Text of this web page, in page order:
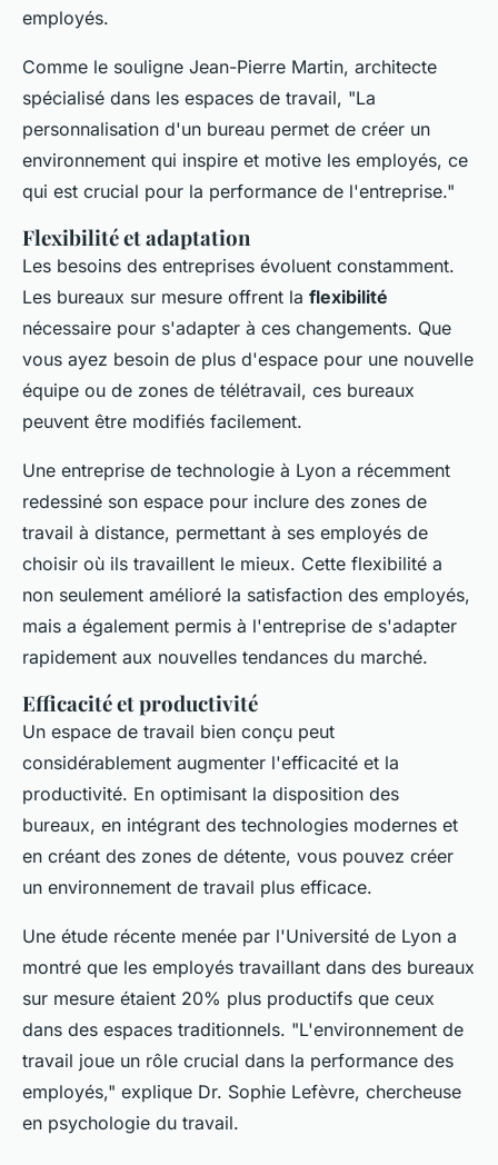
employés.
Comme le souligne Jean-Pierre Martin, architecte
spécialisé dans les espaces de travail, "La
personnalisation d'un bureau permet de créer un
environnement qui inspire et motive les employés, ce
qui est crucial pour la performance de l'entreprise."
Flexibilité et adaptation
Les besoins des entreprises évoluent constamment.
Les bureaux sur mesure offrent la flexibilité
nécessaire pour s'adapter à ces changements. Que
vous ayez besoin de plus d'espace pour une nouvelle
équipe ou de zones de télétravail, ces bureaux
peuvent être modifiés facilement.
Une entreprise de technologie à Lyon a récemment
redessiné son espace pour inclure des zones de
travail à distance, permettant à ses employés de
choisir où ils travaillent le mieux. Cette flexibilité a
non seulement amélioré la satisfaction des employés,
mais a également permis à l'entreprise de s'adapter
rapidement aux nouvelles tendances du marché.
Efficacité et productivité
Un espace de travail bien conçu peut
considérablement augmenter l'efficacité et la
productivité. En optimisant la disposition des
bureaux, en intégrant des technologies modernes et
en créant des zones de détente, vous pouvez créer
un environnement de travail plus efficace.
Une étude récente menée par l'Université de Lyon a
montré que les employés travaillant dans des bureaux
sur mesure étaient 20% plus productifs que ceux
dans des espaces traditionnels. "L'environnement de
travail joue un rôle crucial dans la performance des
employés," explique Dr. Sophie Lefèvre, chercheuse
en psychologie du travail.